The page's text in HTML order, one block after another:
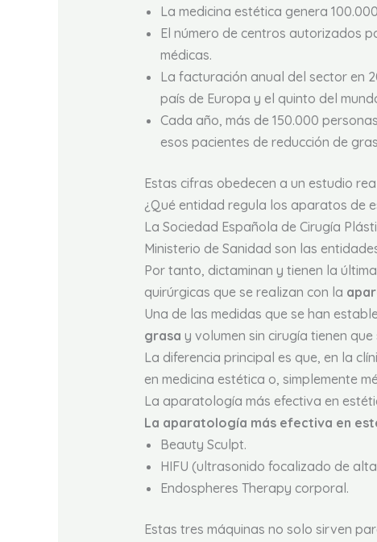
La medicina estética genera
El número de centros autorizados
médicas.
La facturación anual del sector en
país de Europa y el quinto del
Cada año, más de 150.000
esos pacientes de reducción de
Estas cifras obedecen a un estudio
¿Qué entidad regula los aparatos de
La Sociedad Española de Cirugía
Ministerio de Sanidad son las
Por tanto, dictaminan y tienen la
quirúrgicas que se realizan con la
Una de las medidas que se han
grasa y volumen sin cirugía tienen
La diferencia principal es que, en la
en medicina estética o, simplemente
La aparatología más efectiva en
La aparatología más efectiva en
Beauty Sculpt.
HIFU (ultrasonido focalizado de
Endospheres Therapy corporal.
Estas tres máquinas no solo sirven